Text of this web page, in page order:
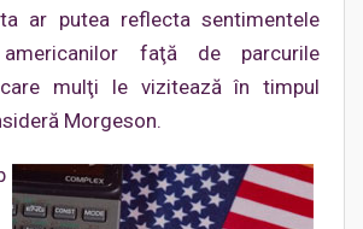
ar putea reflecta sentimentele
faţă de parcurile
mulţi le vizitează în timpul
Morgeson.